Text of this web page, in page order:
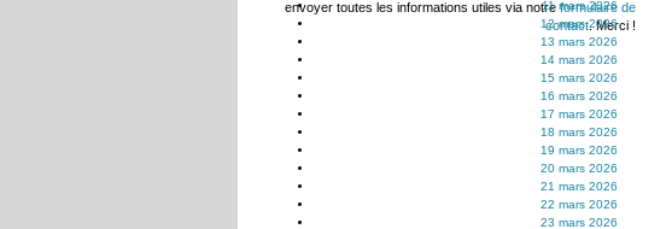
11 mars 2026
12 mars 2026
13 mars 2026
14 mars 2026
15 mars 2026
16 mars 2026
17 mars 2026
18 mars 2026
19 mars 2026
20 mars 2026
21 mars 2026
22 mars 2026
23 mars 2026
envoyer toutes les informations utiles via notreformulaire de
contact. Merci !